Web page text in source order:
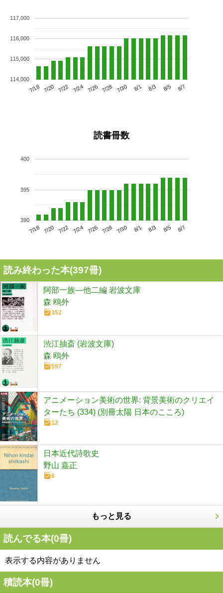
7/18 7/20 7/22 7/24 7/26 7/28 7/30 8/1 8/3 8/5 8/7
114,000
115,000
116,000
117,000
読書冊数
7/18 7/20 7/22 7/24 7/26 7/28 7/30 8/1 8/3 8/5 8/7
390
395
400
読み終わった本(397冊)
阿部一族―他二編 岩波文庫
森 鴎外
352
渋江抽斎 (岩波文庫)
森 鴎外
597
アニメーション美術の世界: 背景美術のクリエイ
ターたち (334) (別冊太陽 日本のこころ)
12
日本近代詩歌史
野山 嘉正
6
もっと見る
読んでる本(0冊)
表示する内容がありません
積読本(0冊)